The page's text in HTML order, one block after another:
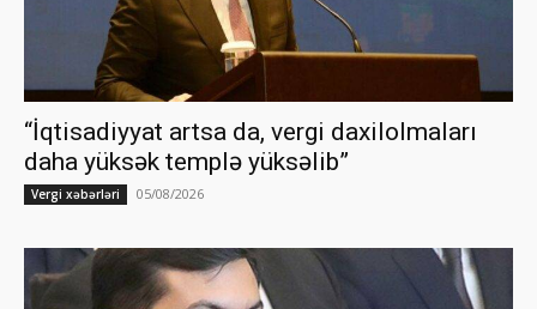
“İqtisadiyyat artsa da, vergi daxilolmaları
daha yüksək templə yüksəlib”
Vergi xəbərləri 05/08/2026